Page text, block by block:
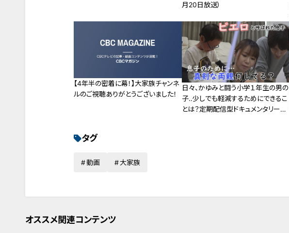
月20日放送）
【4年半の密着に幕！】大家族チャンネ
ルのご視聴ありがとうございました！
日々、かゆみと闘う小学１年生の男の
子‥少しでも軽減するためにできるこ
とは？定期配信型ドキュメンタリー
タグ
動画 大家族
オススメ関連コンテンツ